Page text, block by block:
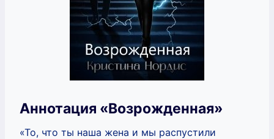
Аннотация «Возрожденная»
«То, что ты наша жена и мы распустили